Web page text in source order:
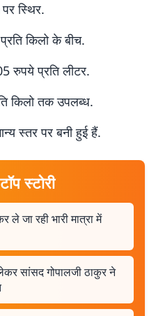
स्थिर.
किलो के बीच.
रुपये प्रति लीटर.
किलो तक उपलब्ध.
स्तर पर बनी हुई हैं.
स्टोरी
ले जा रही भारी मात्रा में
सांसद गोपालजी ठाकुर ने